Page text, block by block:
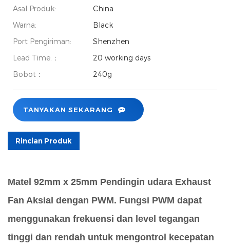
Asal Produk:
China
Warna:
Black
Port Pengiriman:
Shenzhen
Lead Time.：
20 working days
Bobot：
240g
TANYAKAN SEKARANG
Rincian Produk
Matel 92mm x 25mm Pendingin udara Exhaust
Fan Aksial dengan PWM. Fungsi PWM dapat
menggunakan frekuensi dan level tegangan
tinggi dan rendah untuk mengontrol kecepatan